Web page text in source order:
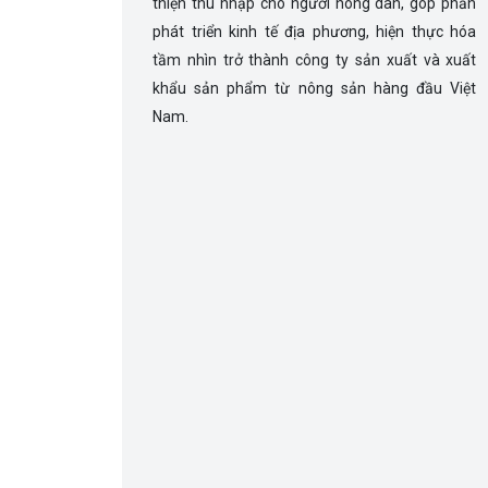
phát triển kinh tế địa phương, hiện thực hóa
tầm nhìn trở thành công ty sản xuất và xuất
khẩu sản phẩm từ nông sản hàng đầu Việt
Nam.